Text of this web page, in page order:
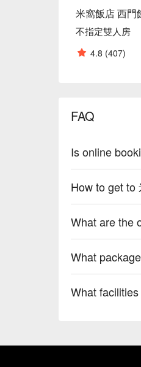
米窩飯店 西門
不指定雙人房
4.8 (407)
FAQ
Is online
How to get to
What are the
What
What